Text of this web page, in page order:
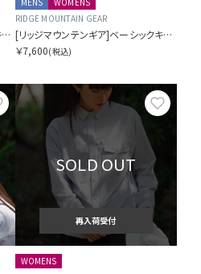
[リッジマウンテンギア]ベーシックキャップ 2026
RIDGE MOUNTAIN GEAR
[リッジマウンテンギア]ベーシックキャップエクストラ 2026
￥7,600(税込)
お気に入り
SOLD OUT
再入荷受付
WOMENS